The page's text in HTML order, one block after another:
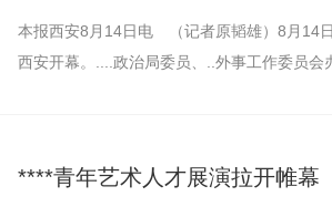
本报西安8月14日电 （记者原韬雄）8月14
西安开幕。....政治局委员、..外事工作委员
****青年艺术人才展演拉开帷幕